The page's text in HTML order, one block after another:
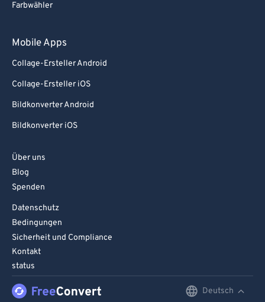
Farbwähler
Mobile Apps
Collage-Ersteller Android
Collage-Ersteller iOS
Bildkonverter Android
Bildkonverter iOS
Über uns
Blog
Spenden
Datenschutz
Bedingungen
Sicherheit und Compliance
Kontakt
status
Deutsch